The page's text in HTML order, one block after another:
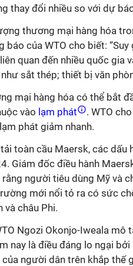
thay đổi nhiều so với dự
thương mại hàng hóa
báo của WTO cho biết:
quan đến nhiều quốc gia
sắt thép; thiết bị văn
mại hàng hóa có thể bắt
vào lạm phát
. WTO
phát giảm nhanh.
toàn cầu Maersk, các dấu
Giám đốc điều hành
rằng người tiêu dùng Mỹ và
mới nổi tỏ ra có sức
và châu Phi.
Ngozi Okonjo-Iweala
nay là điều đáng lo ngại
người dân trên khắp thế